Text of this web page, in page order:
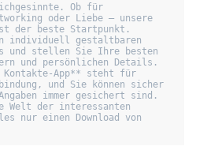
Ob für
oder Liebe – unsere
der beste Startpunkt.
individuell gestaltbaren
und stellen Sie Ihre besten
und persönlichen Details.
Kontakte-App** steht für
und Sie können sicher
immer gesichert sind.
Welt der interessanten
nur einen Download von